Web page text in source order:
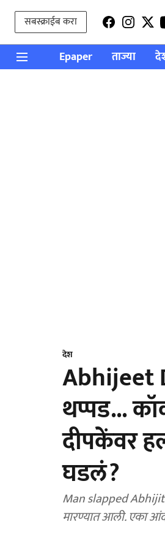
सबस्क्राईब करा
Epaper ताज्या
देश
Abhijeet
थप्पड...
दीपकेंवर
घडलं?
Man slapped Abhijit
मारण्यात आली. एका